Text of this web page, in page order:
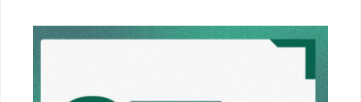
La
nueva
de